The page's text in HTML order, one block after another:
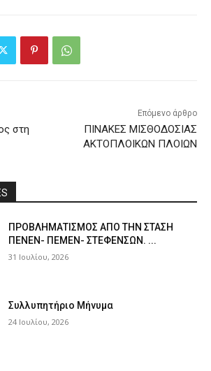
στη
Επόμενο άρθρο
ΠΙΝΑΚΕΣ ΜΙΣΘΟΔΟΣΙΑΣ
ΑΚΤΟΠΛΟΙΚΩΝ ΠΛΟΙΩΝ
ΠPOΒΛΗΜΑΤΙΣΜΟΣ ΑΠΟ ΤΗΝ ΣΤΑΣΗ
ΠΕΝΕΝ- ΠΕΜΕΝ- ΣΤΕΦΕΝΣΩΝ. ...
31 Ιουλίου, 2026
Συλλυπητήριο Μήνυμα
24 Ιουλίου, 2026